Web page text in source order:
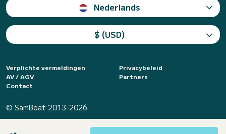
Nederlands
$ (USD)
Verplichte vermeldingen
Privacybeleid
AV / AGV
Partners
Contact
© SamBoat 2013-2026